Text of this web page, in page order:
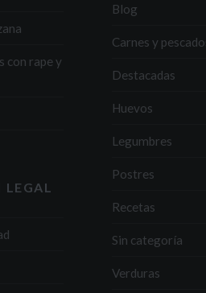
con rape y
Blog
Carnes y
Destacadas
Huevos
Legumbres
Postres
Recetas
Sin categoría
Verduras
LEGAL